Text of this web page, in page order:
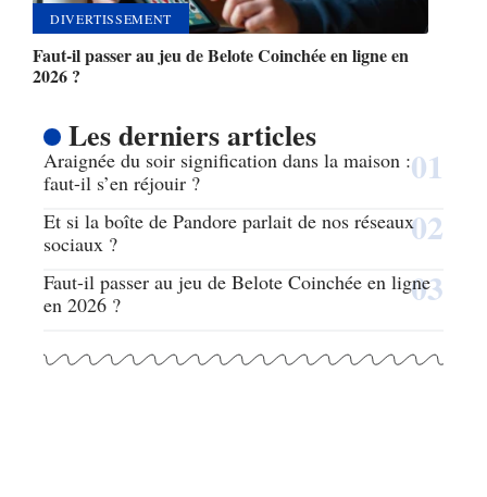
DIVERTISSEMENT
Faut-il passer au jeu de Belote Coinchée en ligne en
2026 ?
Les derniers articles
Araignée du soir signification dans la maison :
faut-il s’en réjouir ?
Et si la boîte de Pandore parlait de nos réseaux
sociaux ?
Faut-il passer au jeu de Belote Coinchée en ligne
en 2026 ?